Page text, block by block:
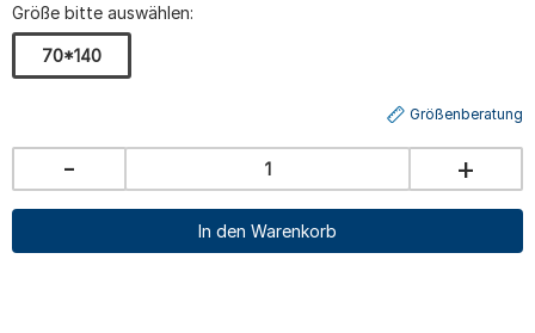
Größe bitte auswählen:
70*140
Größenberatung
- +
In den Warenkorb